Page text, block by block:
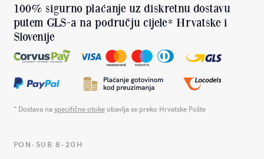
100% sigurno plaćanje uz diskretnu dostavu
putem GLS-a na području cijele* Hrvatske i
Slovenije
* Dostava naspecifične otokeobavlja se preko Hrvatske Pošte
PON-SUB 8-20H